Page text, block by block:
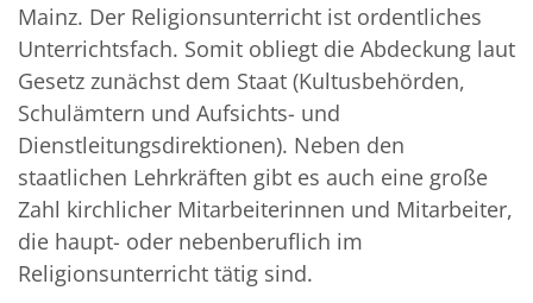
Mainz. Der Religionsunterricht ist ordentliches
Unterrichtsfach. Somit obliegt die Abdeckung laut
Gesetz zunächst dem Staat (Kultusbehörden,
Schulämtern und Aufsichts- und
Dienstleitungsdirektionen). Neben den
staatlichen Lehrkräften gibt es auch eine große
Zahl kirchlicher Mitarbeiterinnen und Mitarbeiter,
die haupt- oder nebenberuflich im
Religionsunterricht tätig sind.